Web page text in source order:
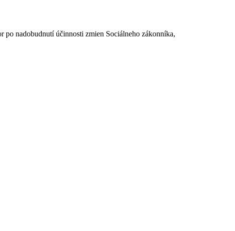
nadobudnutí účinnosti zmien Sociálneho zákonníka,